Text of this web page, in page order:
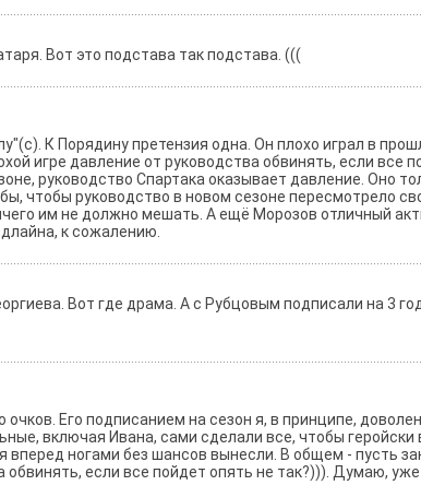
Вот это подстава так подстава. (((
К Порядину претензия одна. Он плохо играл в
игре давление от руководства обвинять, если все
руководство Спартака оказывает давление. Оно
чтобы руководство в новом сезоне пересмотрело
им не должно мешать. А ещё Морозов отличный
к сожалению.
Вот где драма. А с Рубцовым подписали на 3
Его подписанием на сезон я, в принципе,
включая Ивана, сами сделали все, чтобы
вперед ногами без шансов вынесли. В общем - пусть
обвинять, если все пойдет опять не так?))). Думаю,